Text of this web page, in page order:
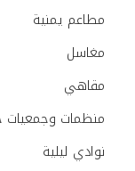
مطاعم يمنية
مغاسل
مقاهي
منظمات وجمعيات
نوادي ليلية